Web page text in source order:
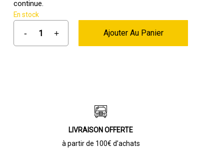
continue.
En stock
Ajouter Au Panier
LIVRAISON OFFERTE
à partir de 100€ d’achats